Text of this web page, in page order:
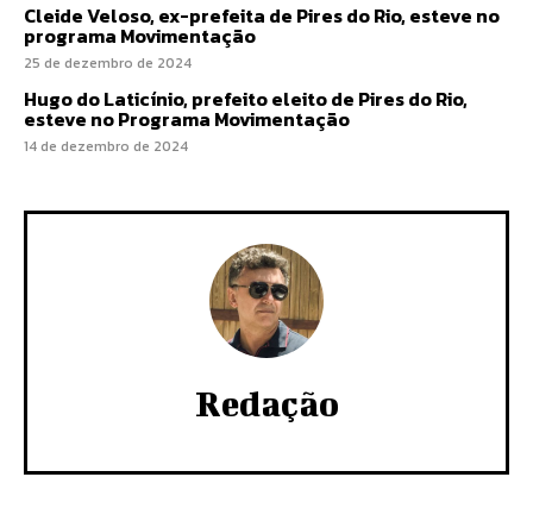
Cleide Veloso, ex-prefeita de Pires do Rio, esteve no
programa Movimentação
25 de dezembro de 2024
Hugo do Laticínio, prefeito eleito de Pires do Rio,
esteve no Programa Movimentação
14 de dezembro de 2024
Redação